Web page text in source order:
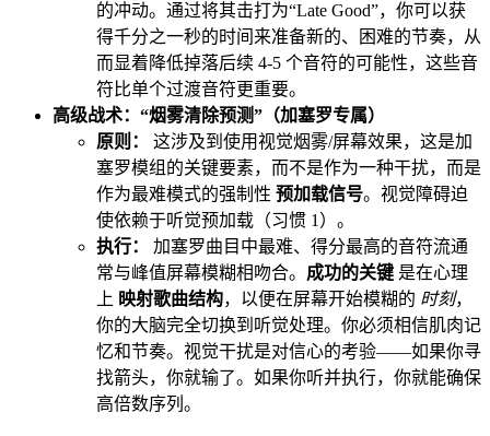
的冲动。通过将其击打为“Late Good”，你可以获
得千分之一秒的时间来准备新的、困难的节奏，从
而显着降低掉落后续 4-5 个音符的可能性，这些音
符比单个过渡音符更重要。
高级战术：“烟雾清除预测”（加塞罗专属）
原则：
这涉及到使用视觉烟雾/屏幕效果，这是加
塞罗模组的关键要素，而不是作为一种干扰，而是
作为最难模式的强制性 预加载信号。视觉障碍迫
使依赖于听觉预加载（习惯 1）。
执行：
加塞罗曲目中最难、得分最高的音符流通
常与峰值屏幕模糊相吻合。 成功的关键 是在心理
上 映射歌曲结构，以便在屏幕开始模糊的 时刻，
你的大脑完全切换到听觉处理。你必须相信肌肉记
忆和节奏。视觉干扰是对信心的考验——如果你寻
找箭头，你就输了。如果你听并执行，你就能确保
高倍数序列。